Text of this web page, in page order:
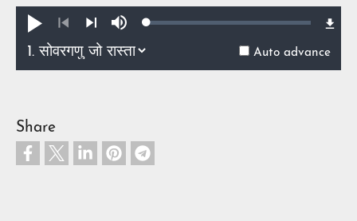
Play
PreviousNext
MuteLoaded:
Auto advance
Share